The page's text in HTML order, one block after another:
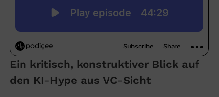
Ein kritisch, konstruktiver Blick auf
den KI-Hype aus VC-Sicht